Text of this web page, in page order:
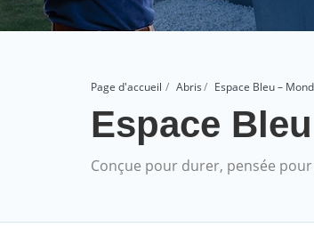
Page d'accueil Abris Espace Bleu –
Espace
Conçue pour durer, pensée